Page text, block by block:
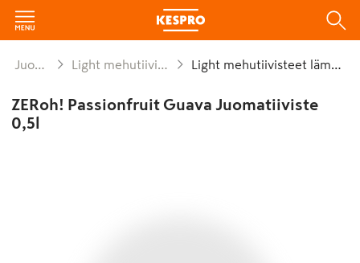
Juomat Light mehutiivisteet Light mehutiivisteet lämmin
ZERoh! Passionfruit Guava Juomatiiviste
0,5l